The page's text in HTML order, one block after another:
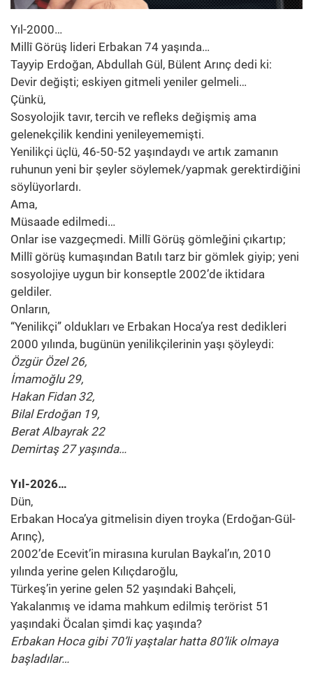
Yıl-2000…
Millî Görüş lideri Erbakan 74 yaşında…
Tayyip Erdoğan, Abdullah Gül, Bülent Arınç dedi ki:
Devir değişti; eskiyen gitmeli yeniler gelmeli…
Çünkü,
Sosyolojik tavır, tercih ve refleks değişmiş ama
gelenekçilik kendini yenileyememişti.
Yenilikçi üçlü, 46-50-52 yaşındaydı ve artık zamanın
ruhunun yeni bir şeyler söylemek/yapmak gerektirdiğini
söylüyorlardı.
Ama,
Müsaade edilmedi…
Onlar ise vazgeçmedi. Millî Görüş gömleğini çıkartıp;
Millî görüş kumaşından Batılı tarz bir gömlek giyip; yeni
sosyolojiye uygun bir konseptle 2002’de iktidara
geldiler.
Onların,
“Yenilikçi” oldukları ve Erbakan Hoca’ya rest dedikleri
2000 yılında, bugünün yenilikçilerinin yaşı şöyleydi:
Özgür Özel 26,
İmamoğlu 29,
Hakan Fidan 32,
Bilal Erdoğan 19,
Berat Albayrak 22
Demirtaş 27 yaşında…
Yıl-2026…
Dün,
Erbakan Hoca’ya gitmelisin diyen troyka (Erdoğan-Gül-
Arınç),
2002’de Ecevit’in mirasına kurulan Baykal’ın, 2010
yılında yerine gelen Kılıçdaroğlu,
Türkeş’in yerine gelen 52 yaşındaki Bahçeli,
Yakalanmış ve idama mahkum edilmiş terörist 51
yaşındaki Öcalan şimdi kaç yaşında?
Erbakan Hoca gibi 70’li yaştalar hatta 80’lik olmaya
başladılar…